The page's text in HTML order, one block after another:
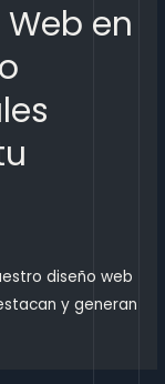
en
diseño web
y generan